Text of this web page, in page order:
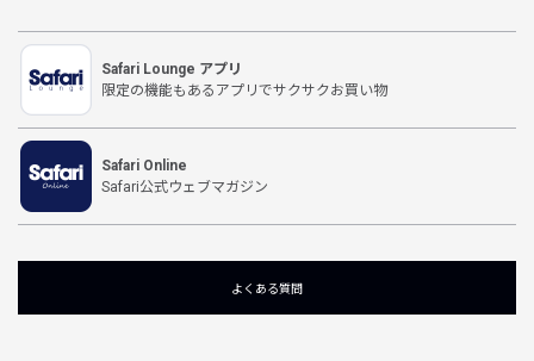
Safari Lounge アプリ
限定の機能もあるアプリでサクサクお買い物
Safari Online
Safari公式ウェブマガジン
よくある質問